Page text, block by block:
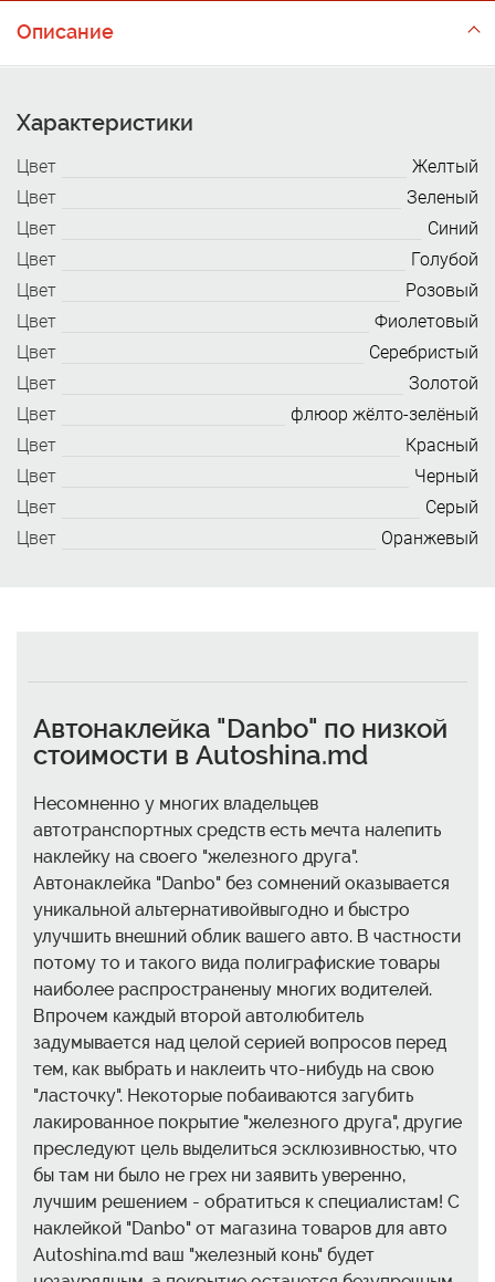
Описание
Характеристики
Цвет
Желтый
Цвет
Зеленый
Цвет
Синий
Цвет
Голубой
Цвет
Розовый
Цвет
Фиолетовый
Цвет
Серебристый
Цвет
Золотой
Цвет
флюор жёлто-зелёный
Цвет
Красный
Цвет
Черный
Цвет
Серый
Цвет
Оранжевый
Автонаклейка "Danbo" по низкой
стоимости в Autoshina.md
Несомненно у многих владельцев
автотранспортных средств есть мечта налепить
наклейку на своего "железного друга".
Автонаклейка "Danbo" без сомнений оказывается
уникальной альтернативойвыгодно и быстро
улучшить внешний облик вашего авто. В частности
потому то и такого вида полиграфиские товары
наиболее распространеныу многих водителей.
Впрочем каждый второй автолюбитель
задумывается над целой серией вопросов перед
тем, как выбрать и наклеить что-нибудь на свою
"ласточку". Некоторые побаиваются загубить
лакированное покрытие "железного друга", другие
преследуют цель выделиться эсклюзивностью, что
бы там ни было не грех ни заявить уверенно,
лучшим решением - обратиться к специалистам! С
наклейкой "Danbo" от магазина товаров для авто
Autoshina.md ваш "железный конь" будет